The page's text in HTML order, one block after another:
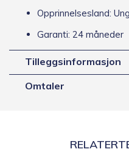
Opprinnelsesland:
Garanti: 24 måneder
Tilleggsinformasjon
Omtaler